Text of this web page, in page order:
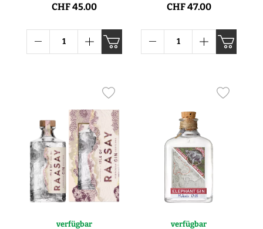
CHF 45.00
CHF 47.00
verfügbar verfügbar